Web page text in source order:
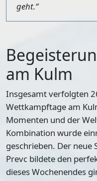
geht.“
am Kulm
Insgesamt verfolgten
Wettkampftage am
Momenten und der
Kombination wurde
geschrieben. Der neue
Prevc bildete den
dieses Wochenendes